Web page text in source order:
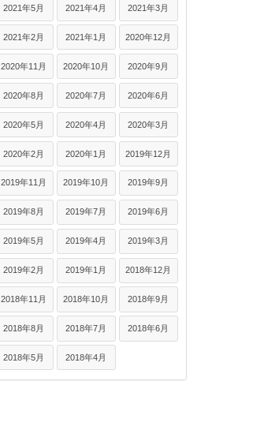
2021年5月 2021年4月 2021年3月
2021年2月 2021年1月 2020年12月
2020年11月 2020年10月 2020年9月
2020年8月 2020年7月 2020年6月
2020年5月 2020年4月 2020年3月
2020年2月 2020年1月 2019年12月
2019年11月 2019年10月 2019年9月
2019年8月 2019年7月 2019年6月
2019年5月 2019年4月 2019年3月
2019年2月 2019年1月 2018年12月
2018年11月 2018年10月 2018年9月
2018年8月 2018年7月 2018年6月
2018年5月 2018年4月